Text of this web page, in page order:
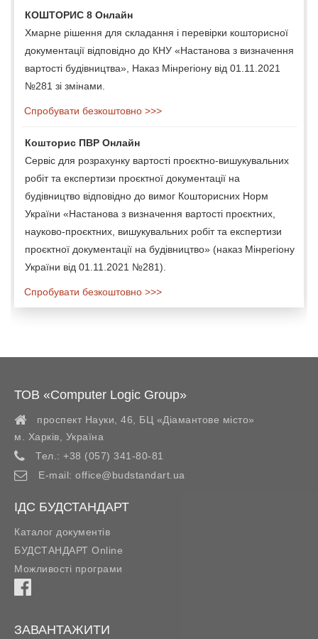
КОШТОРИС 8 Онлайн
Хмарне рішення для складання і перевірки кошторисної
документації відповідно до КНУ «Настанова з визначення
вартості будівництва», Наказ Мінрегіону від 01.11.2021
№281 зі змінами.
Спробувати безкоштовно >>>
Кошторис ПВР Онлайн
Сервіс для розрахунку вартості проєктно-вишукувальних
робіт та експертизи проєктної документації на
будівництво відповідно до вимог Кошторисних Норм
України «Настанова з визначення вартості проєктних,
науково-проєктних, вишукувальних робіт та експертизи
проєктної документації на будівництво» (наказ Мінрегіону
України від 01.11.2021 №281).
Спробувати безкоштовно >>>
ТОВ «Computer Logic Group»
проспект Науки, 46, БЦ «Діамантове місто»
м. Харків
Україна
Тел.: +38 (057) 341-80-81
E-mail: office@budstandart.ua
ІДС БУДСТАНДАРТ
Каталог документів
БУДСТАНДАРТ Online
Можливості програми
ЗАВАНТАЖИТИ